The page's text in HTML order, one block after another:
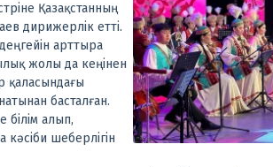
Қазақстанның
дирижерлік етті.
арттыра
жолы да кеңінен
қаласындағы
басталған.
білім алып,
шеберлігін